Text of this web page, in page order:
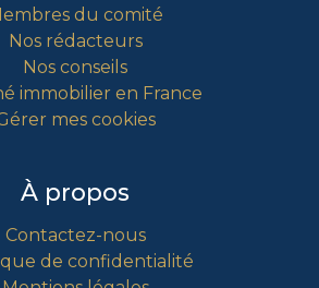
du comité
Nos rédacteurs
Nos conseils
immobilier en France
mes cookies
À propos
Contactez-nous
de confidentialité